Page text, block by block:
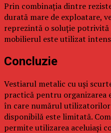
Prin combinația dintre
durată mare de exploatare,
reprezintă o soluție
mobilierul este utilizat
Concluzie
Vestiarul metalic cu uși
practică pentru organizarea
în care numărul
disponibilă este limitată.
permite utilizarea aceluiași